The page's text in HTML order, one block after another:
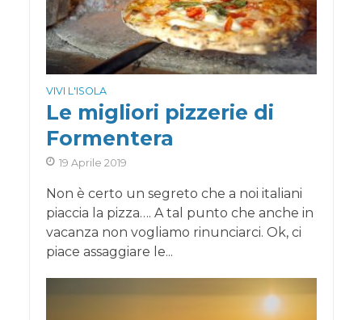
VIVI L'ISOLA
Le migliori pizzerie di
Formentera
19 Aprile 2019
Non è certo un segreto che a noi italiani
piaccia la pizza…. A tal punto che anche in
vacanza non vogliamo rinunciarci. Ok, ci
piace assaggiare le...